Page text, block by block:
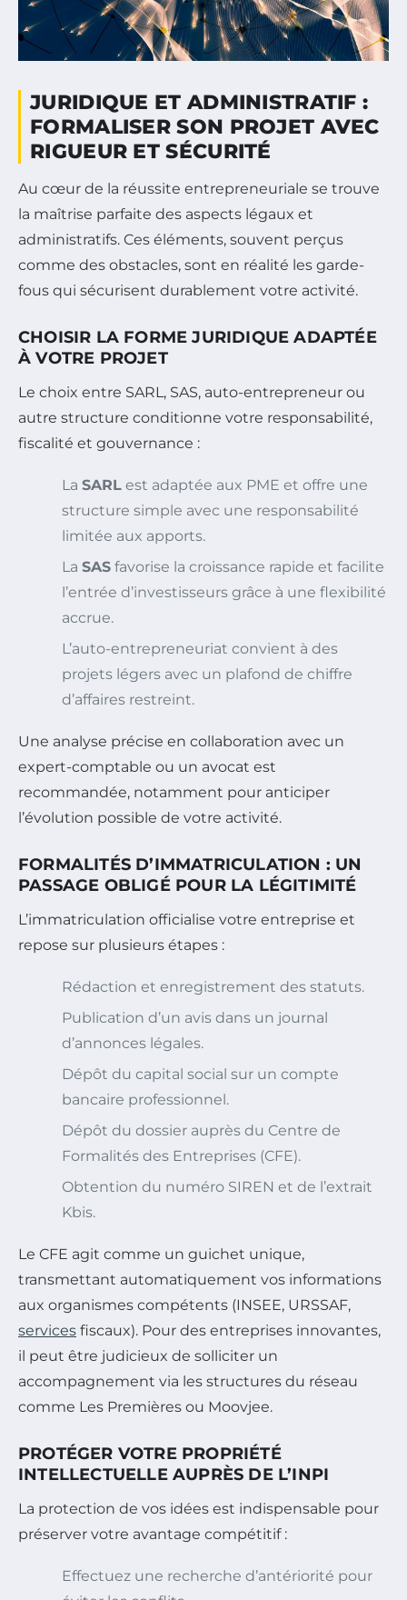
JURIDIQUE ET ADMINISTRATIF :
FORMALISER SON PROJET AVEC
RIGUEUR ET SÉCURITÉ
Au cœur de la réussite entrepreneuriale se trouve
la maîtrise parfaite des aspects légaux et
administratifs. Ces éléments, souvent perçus
comme des obstacles, sont en réalité les garde-
fous qui sécurisent durablement votre activité.
CHOISIR LA FORME JURIDIQUE ADAPTÉE
À VOTRE PROJET
Le choix entre SARL, SAS, auto-entrepreneur ou
autre structure conditionne votre responsabilité,
fiscalité et gouvernance :
La SARL est adaptée aux PME et offre une
structure simple avec une responsabilité
limitée aux apports.
La SAS favorise la croissance rapide et facilite
l’entrée d’investisseurs grâce à une flexibilité
accrue.
L’auto-entrepreneuriat convient à des
projets légers avec un plafond de chiffre
d’affaires restreint.
Une analyse précise en collaboration avec un
expert-comptable ou un avocat est
recommandée, notamment pour anticiper
l’évolution possible de votre activité.
FORMALITÉS D’IMMATRICULATION : UN
PASSAGE OBLIGÉ POUR LA LÉGITIMITÉ
L’immatriculation officialise votre entreprise et
repose sur plusieurs étapes :
Rédaction et enregistrement des statuts.
Publication d’un avis dans un journal
d’annonces légales.
Dépôt du capital social sur un compte
bancaire professionnel.
Dépôt du dossier auprès du Centre de
Formalités des Entreprises (CFE).
Obtention du numéro SIREN et de l’extrait
Kbis.
Le CFE agit comme un guichet unique,
transmettant automatiquement vos informations
aux organismes compétents (INSEE, URSSAF,
services fiscaux). Pour des entreprises innovantes,
il peut être judicieux de solliciter un
accompagnement via les structures du réseau
comme Les Premières ou Moovjee.
PROTÉGER VOTRE PROPRIÉTÉ
INTELLECTUELLE AUPRÈS DE L’INPI
La protection de vos idées est indispensable pour
préserver votre avantage compétitif :
Effectuez une recherche d’antériorité pour